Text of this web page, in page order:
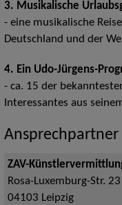
3. Musikalische
- eine musikalische
Deutschland und der
4. Ein Udo-Jürgens-
- ca. 15 der
Interessantes aus
Ansprechpartner
ZAV-
Rosa-Luxemburg-Str. 23
04103 Leipzig